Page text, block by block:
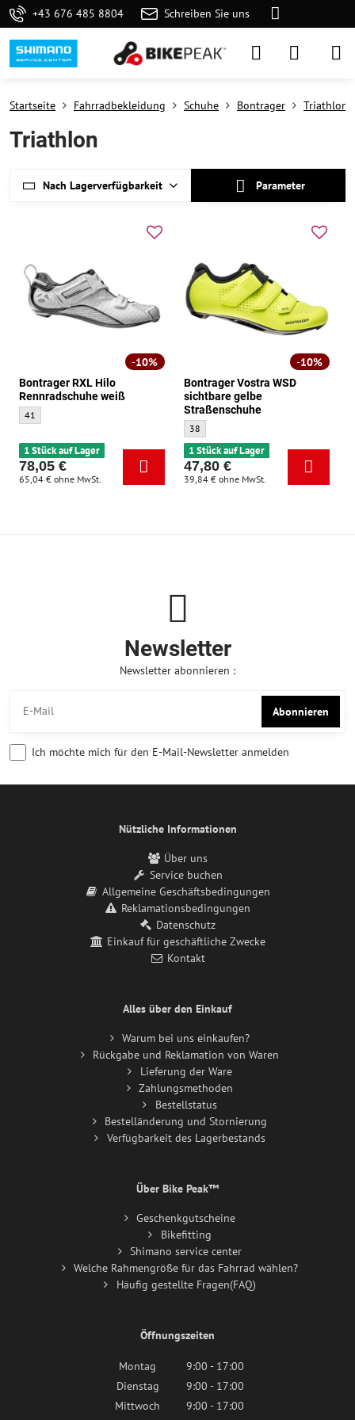
+43 676 485 8804 Schreiben Sie uns
Startseite Fahrradbekleidung Schuhe Bontrager Triathlon
Triathlon
Nach Lagerverfügbarkeit Parameter
10%
Bontrager RXL Hilo
Rennradschuhe weiß
Bontrager RXL Hilo Rennradschuhe weiß - Größe:
41
1 Stück auf Lager
78,05 €
65,04 € ohne MwSt.
10%
Bontrager Vostra WSD
sichtbare gelbe
Straßenschuhe
Bontrager Vostra WSD sichtbare gelbe
38
1 Stück auf Lager
47,80 €
39,84 € ohne MwSt.
Newsletter
Newsletter abonnieren :
Abonnieren
Ich möchte mich für den E-Mail-Newsletter anmelden
Nützliche Informationen
Über uns
Service buchen
Allgemeine Geschäftsbedingungen
Reklamationsbedingungen
Datenschutz
Einkauf für geschäftliche Zwecke
Kontakt
Alles über den Einkauf
Warum bei uns einkaufen?
Rückgabe und Reklamation von Waren
Lieferung der Ware
Zahlungsmethoden
Bestellstatus
Bestelländerung und Stornierung
Verfügbarkeit des Lagerbestands
Über Bike Peak™
Geschenkgutscheine
Bikefitting
Shimano service center
Welche Rahmengröße für das Fahrrad wählen?
Häufig gestellte Fragen(FAQ)
Öffnungszeiten
Montag
9:00 - 17:00
Dienstag
9:00 - 17:00
Mittwoch
9:00 - 17:00